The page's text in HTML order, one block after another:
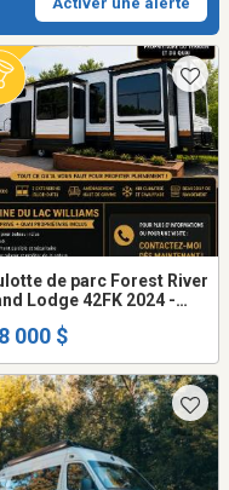
de parc Forest River
Lodge 42FK 2024 -
Terrain et quai privé
000 $